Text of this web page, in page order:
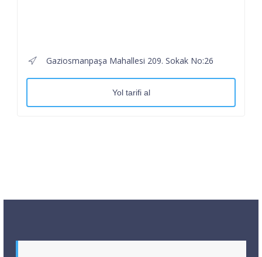
Gaziosmanpaşa Mahallesi 209. Sokak No:26
Yol tarifi al